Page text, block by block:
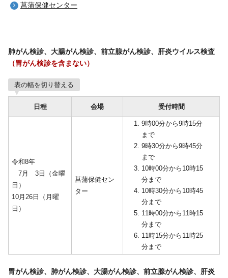
菖蒲保健センター
肺がん検診、大腸がん検診、前立腺がん検診、肝炎ウイルス検査
（胃がん検診を含まない）
表の幅を切り替える
日程 会場 受付時間
令和8年
7月 3日（金曜
日）
10月26日（月曜
日）
菖蒲保健セン
ター
9時00分から9時15分
まで
9時30分から9時45分
まで
10時00分から10時15
分まで
10時30分から10時45
分まで
11時00分から11時15
分まで
11時15分から11時25
分まで
胃がん検診、肺がん検診、大腸がん検診、前立腺がん検診、肝炎